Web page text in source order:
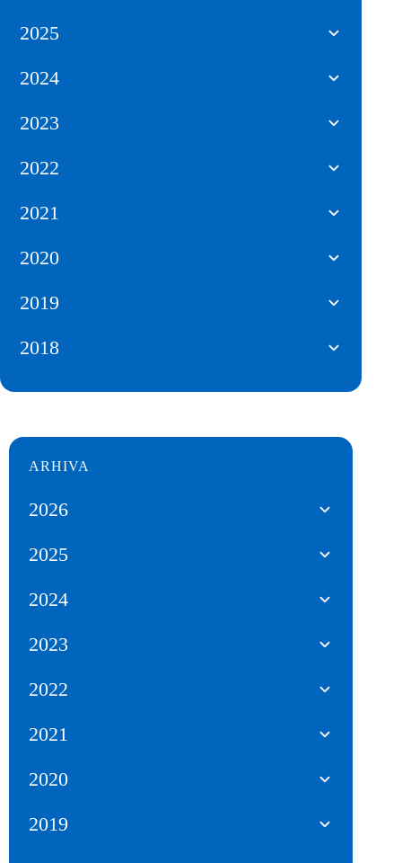
2025
2024
2023
2022
2021
2020
2019
2018
ARHIVA
2026
2025
2024
2023
2022
2021
2020
2019